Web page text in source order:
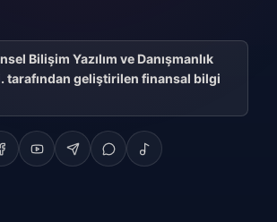
Bilişim Yazılım ve Danışmanlık
tarafından geliştirilen finansal bilgi